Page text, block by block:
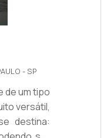
- SP
de um tipo
versátil,
destina: